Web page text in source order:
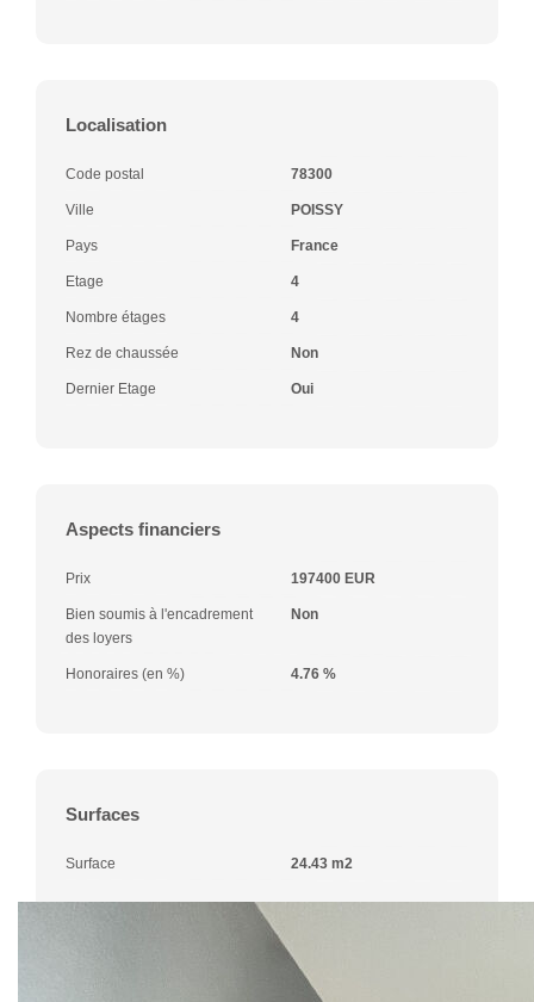
Localisation
Code postal 78300
Ville POISSY
Pays France
Etage 4
Nombre étages 4
Rez de chaussée Non
Dernier Etage Oui
Aspects financiers
Prix 197400 EUR
Bien soumis à l'encadrement
des loyers
Non
Honoraires (en %) 4.76 %
Surfaces
Surface 24.43 m2